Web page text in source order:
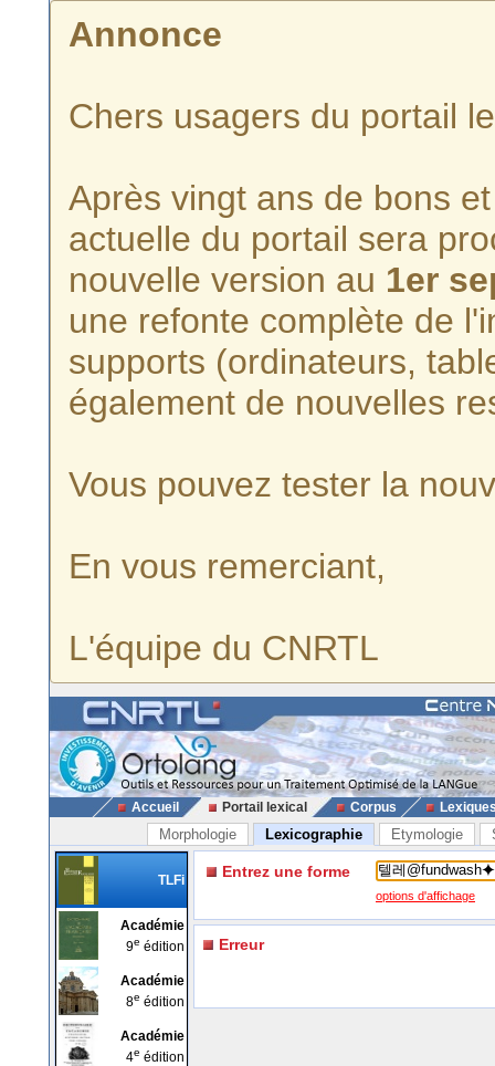
Annonce
Chers usagers du portail
Après vingt ans de bons
actuelle du portail sera
nouvelle version au 1er
une refonte complète de
supports (ordinateurs,
également de nouvelles
Vous pouvez tester la
En vous remerciant,
L'équipe du CNRTL
Accueil Portail lexical Corpus
Morphologie Lexicographie Etymologie
TLFi
Académie
9e édition
Académie
8e édition
Académie
4e édition
Entrez une forme
options d'affichage
Erreur